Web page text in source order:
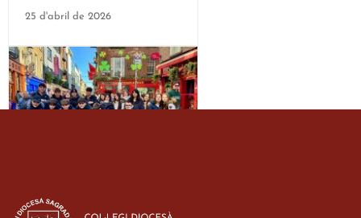
25 d'abril de 2026
d’ESO-BSD a Irlanda